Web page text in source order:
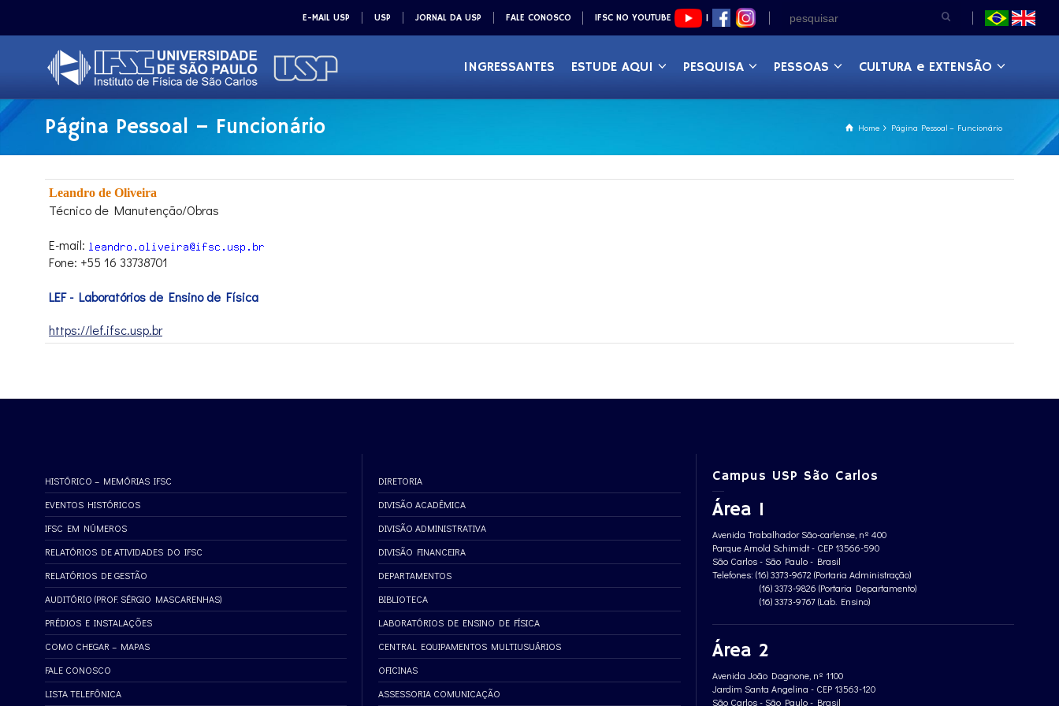
E-MAIL USP USP JORNAL DA USP FALE CONOSCO IFSC NO YOUTUBE |
INGRESSANTES ESTUDE AQUI PESQUISA PESSOAS CULTURA e EXTENSÃO
Home Página Pessoal – Funcionário
Página Pessoal – Funcionário
Leandro de Oliveira
Técnico de Manutenção/Obras
E-mail:
Fone: +55 16 33738701
LEF - Laboratórios de Ensino de Física
https://lef.ifsc.usp.br
HISTÓRICO – MEMÓRIAS IFSC
EVENTOS HISTÓRICOS
IFSC EM NÚMEROS
RELATÓRIOS DE ATIVIDADES DO IFSC
RELATÓRIOS DE GESTÃO
AUDITÓRIO (PROF. SÉRGIO MASCARENHAS)
PRÉDIOS E INSTALAÇÕES
COMO CHEGAR – MAPAS
FALE CONOSCO
LISTA TELEFÔNICA
DIRETORIA
DIVISÃO ACADÊMICA
DIVISÃO ADMINISTRATIVA
DIVISÃO FINANCEIRA
DEPARTAMENTOS
BIBLIOTECA
LABORATÓRIOS DE ENSINO DE FÍSICA
CENTRAL EQUIPAMENTOS MULTIUSUÁRIOS
OFICINAS
ASSESSORIA COMUNICAÇÃO
Campus USP São Carlos
Área 1
Avenida Trabalhador São-carlense, nº 400
Parque Arnold Schimidt - CEP 13566-590
São Carlos - São Paulo - Brasil
Telefones: (16) 3373-9672 (Portaria Administração)
(16) 3373-9826 (Portaria Departamento)
(16) 3373-9767 (Lab. Ensino)
Área 2
Avenida João Dagnone, nº 1100
Jardim Santa Angelina - CEP 13563-120
São Carlos - São Paulo - Brasil